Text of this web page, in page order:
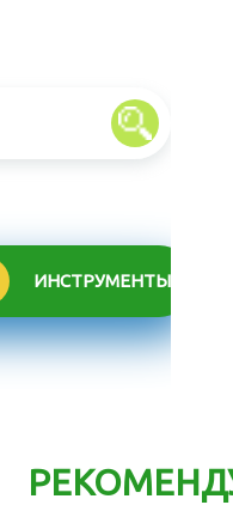
ИНСТРУМЕНТЫ